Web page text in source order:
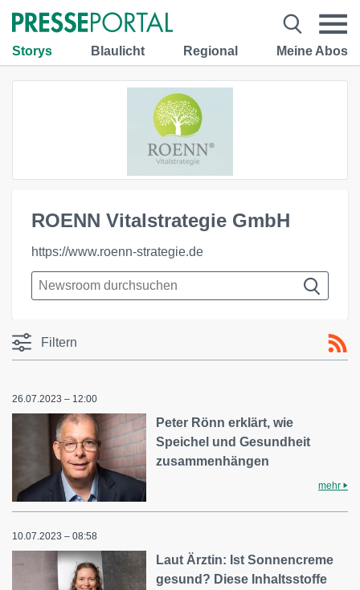
Storys Blaulicht Regional Meine Abos
ROENN Vitalstrategie GmbH
https://www.roenn-strategie.de
Filtern
26.07.2023 – 12:00
Peter Rönn erklärt, wie
Speichel und Gesundheit
zusammenhängen
mehr
10.07.2023 – 08:58
Laut Ärztin: Ist Sonnencreme
gesund? Diese Inhaltsstoffe